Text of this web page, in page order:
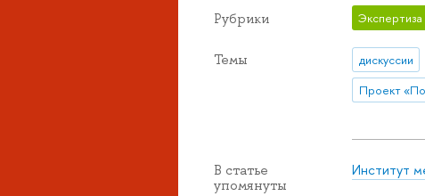
Рубрики Экспертиза
Темы дискуссии
В статье
упомянуты
Институт